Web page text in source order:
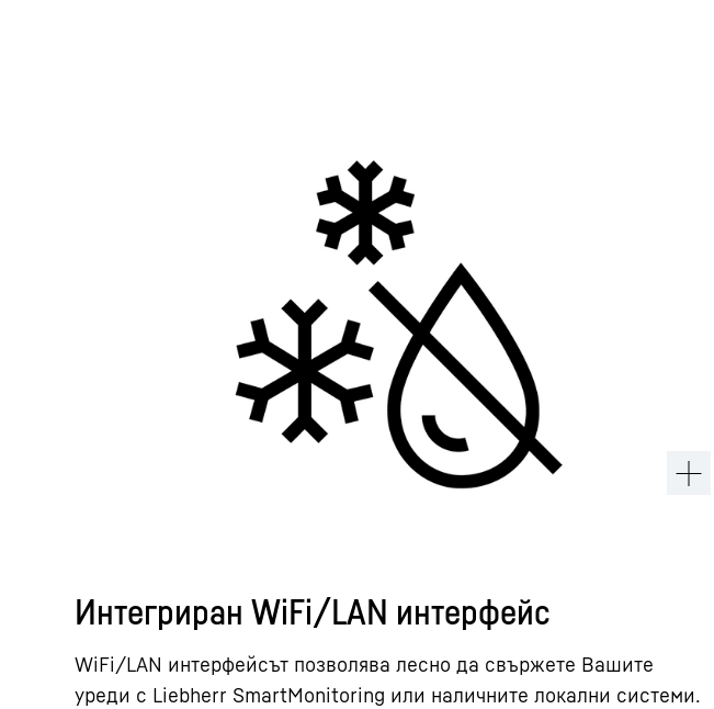
Интегриран WiFi/LAN интерфейс
WiFi/LAN интерфейсът позволява лесно да свържете Вашите
уреди с Liebherr SmartMonitoring или наличните локални системи.